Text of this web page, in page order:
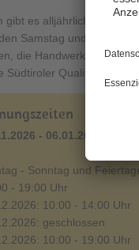
gibt es alljährlich auch ein
Samstag und Sontag
die Handwerker im
Südtiroler
- 06.01.2027
- Sonntag und
- 19:00 Uhr
10:00 - 14:00 Uhr
geschlossen
10:00 - 19:00 Uhr